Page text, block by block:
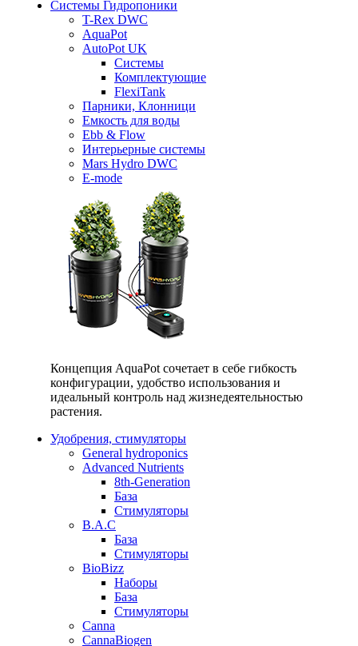
Системы Гидропоники
T-Rex DWC
AquaPot
AutoPot UK
Системы
Комплектующие
FlexiTank
Парники, Клонници
Емкость для воды
Ebb & Flow
Интерьерные системы
Mars Hydro DWC
E-mode
Концепция AquaPot сочетает в себе гибкость
конфигурации, удобство использования и
идеальный контроль над жизнедеятельностью
растения.
Удобрения, стимуляторы
General hydroponics
Advanced Nutrients
8th-Generation
База
Стимуляторы
B.A.C
База
Стимуляторы
BioBizz
Наборы
База
Стимуляторы
Canna
CannaBiogen